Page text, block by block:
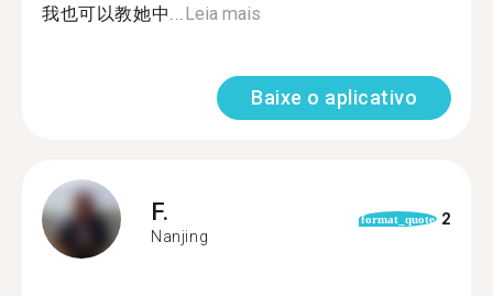
我也可以教她中...Leia mais
Baixe o aplicativo
F.
Nanjing
format_quote 2